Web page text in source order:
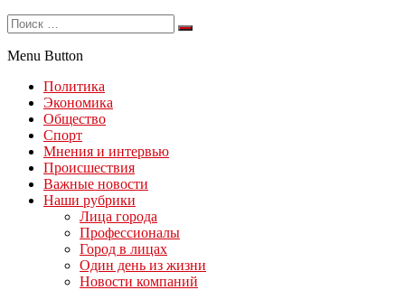
Menu Button
Политика
Экономика
Общество
Спорт
Мнения и интервью
Происшествия
Важные новости
Наши рубрики
Лица города
Профессионалы
Город в лицах
Один день из жизни
Новости компаний